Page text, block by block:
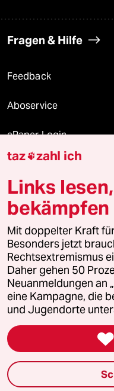
Fragen & Hilfe
Feedback
Aboservice
ePaper Login
Downloads für
© 2026 taz Verlags und
Alle Rechte vorbehalten. Bei
wenden Sie sich bitte an
Feedback
Leitlinie Informant
Seitenwende
taz zahl ich
Links
bekämpfen
Mit doppelter Kraft
Besonders jetzt
Rechtsextremismus
Daher gehen 50
Neuanmeldungen an
eine Kampagne, die
und Jugendorte
